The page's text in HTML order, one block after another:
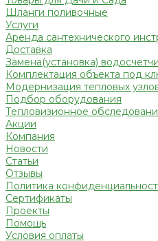
Шланги поливочные
Услуги
Аренда сантехнического
Доставка
Замена(установка)
Комплектация объекта под
Модернизация тепловых
Подбор оборудования
Тепловизионное
Акции
Компания
Новости
Статьи
Отзывы
Политика
Сертификаты
Проекты
Помощь
Условия оплаты